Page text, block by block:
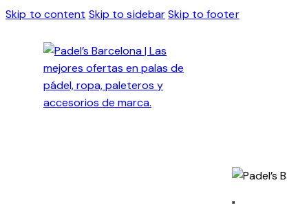
Skip to content Skip to sidebar Skip to footer